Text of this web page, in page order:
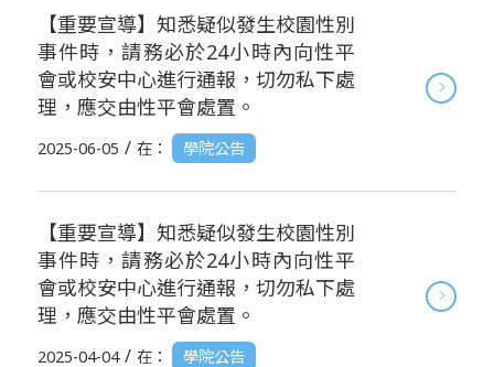
【重要宣導】知悉疑似發生校園性別
事件時，請務必於24小時內向性平
會或校安中心進行通報，切勿私下處
理，應交由性平會處置。
2025-06-05 / 在： 學院公告
【重要宣導】知悉疑似發生校園性別
事件時，請務必於24小時內向性平
會或校安中心進行通報，切勿私下處
理，應交由性平會處置。
2025-04-04 / 在： 學院公告